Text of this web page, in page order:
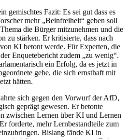
gemischtes Fazit: Es sei gut dass es
mehr „Beinfreiheit“ geben soll
die Bürger mitzunehmen und die
zu stärken. Er kritisierte, dass nach
KI betont werde. Für Experten, die
Enquetebericht zudem „zu wenig“.
ein Erfolg, da es jetzt in
gebe, die sich ernsthaft mit
hätten.
sich gegen den Vorwurf der AfD,
geprägt gewesen. Er betonte
zwischen Lernen über KI und Lernen
forderte, mehr Lernbestandteile zum
Bislang fände KI in